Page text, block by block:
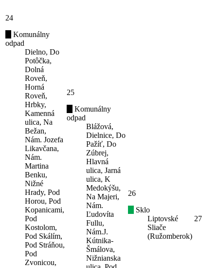
24
Komunálny
odpad
Dielno, Do
Potôčka,
Dolná
Roveň,
Horná
Roveň,
Hrbky,
Kamenná
ulica, Na
Bežan,
Nám. Jozefa
Likavčana,
Nám.
Martina
Benku,
Nižné
Hrady, Pod
Horou, Pod
Kopanicami,
Pod
Kostolom,
Pod Skálím,
Pod Stráňou,
Pod
Zvonicou,
25
Komunálny
odpad
Blážová,
Dielnice, Do
Pažíť, Do
Zúbrej,
Hlavná
ulica, Jarná
ulica, K
Medokýšu,
Na Majeri,
Nám.
Ľudovíta
Fullu,
Nám.J.
Kútnika-
Šmálova,
Nižnianska
26
Sklo
Liptovské
Sliače
(Ružomberok)
27